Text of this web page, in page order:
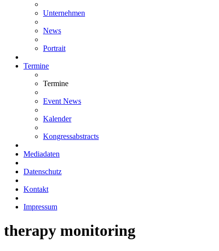
Unternehmen
News
Portrait
Termine
Termine
Event News
Kalender
Kongressabstracts
Mediadaten
Datenschutz
Kontakt
Impressum
therapy monitoring